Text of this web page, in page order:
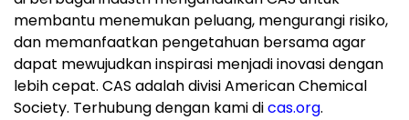
membantu menemukan peluang, mengurangi risiko,
dan memanfaatkan pengetahuan bersama agar
dapat mewujudkan inspirasi menjadi inovasi dengan
lebih cepat. CAS adalah divisi American Chemical
Society. Terhubung dengan kami dicas.org.